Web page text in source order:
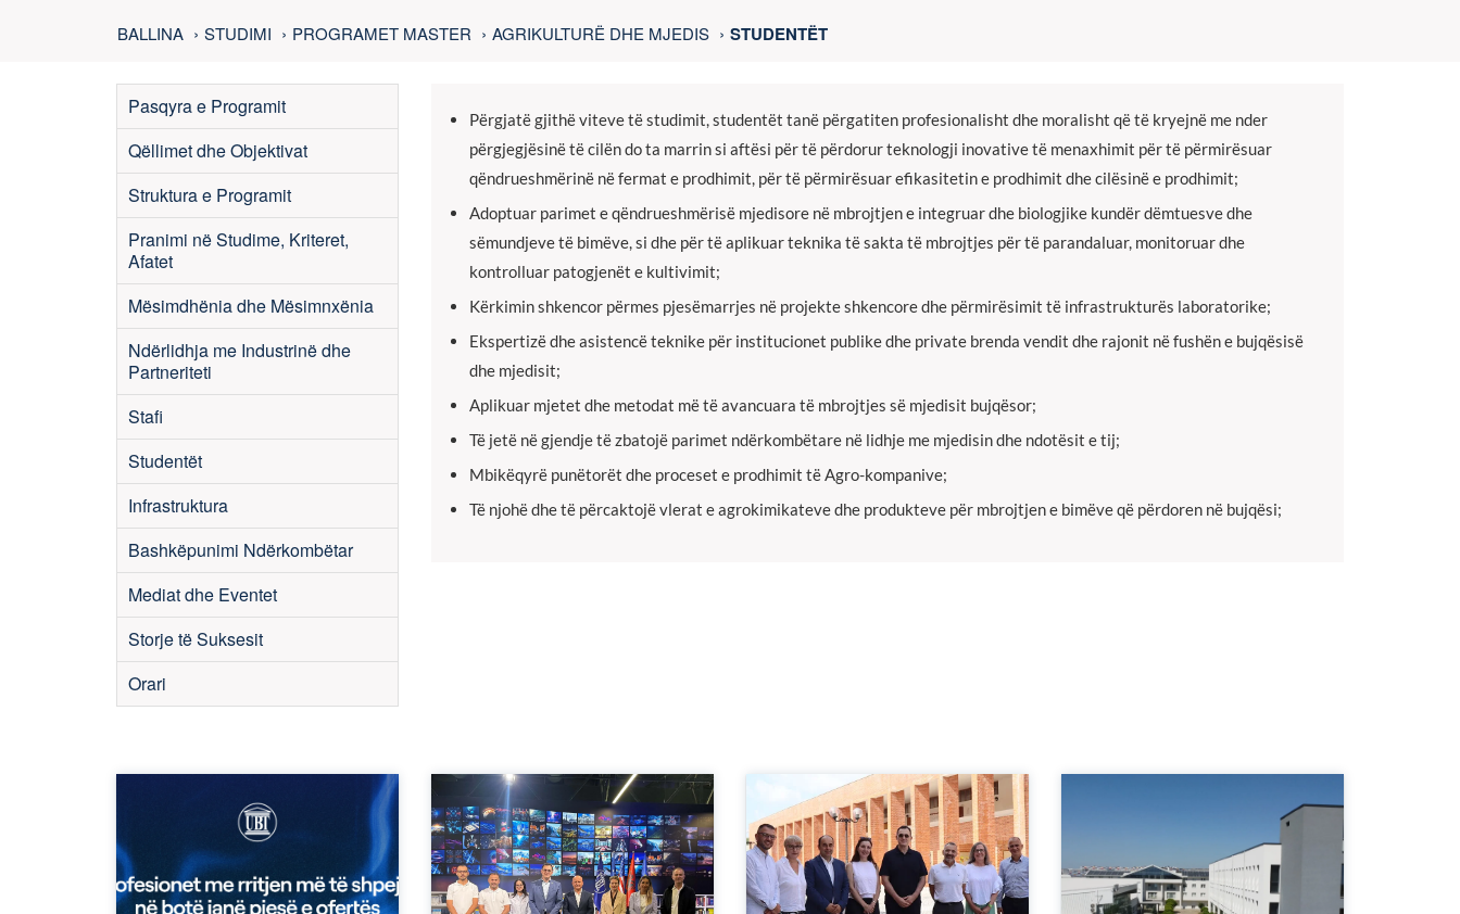
BALLINA STUDIMI PROGRAMET MASTER AGRIKULTURË DHE MJEDIS STUDENTËT
Pasqyra e Programit
Qëllimet dhe Objektivat
Struktura e Programit
Pranimi në Studime, Kriteret,
Afatet
Mësimdhënia dhe Mësimnxënia
Ndërlidhja me Industrinë dhe
Partneriteti
Stafi
Studentët
Infrastruktura
Bashkëpunimi Ndërkombëtar
Mediat dhe Eventet
Storje të Suksesit
Orari
Përgjatë gjithë viteve të studimit, studentët tanë përgatiten profesionalisht dhe moralisht që të kryejnë me nder
përgjegjësinë të cilën do ta marrin si aftësi për të përdorur teknologji inovative të menaxhimit për të përmirësuar
qëndrueshmërinë në fermat e prodhimit, për të përmirësuar efikasitetin e prodhimit dhe cilësinë e prodhimit;
Adoptuar parimet e qëndrueshmërisë mjedisore në mbrojtjen e integruar dhe biologjike kundër dëmtuesve dhe
sëmundjeve të bimëve, si dhe për të aplikuar teknika të sakta të mbrojtjes për të parandaluar, monitoruar dhe
kontrolluar patogjenët e kultivimit;
Kërkimin shkencor përmes pjesëmarrjes në projekte shkencore dhe përmirësimit të infrastrukturës laboratorike;
Ekspertizë dhe asistencë teknike për institucionet publike dhe private brenda vendit dhe rajonit në fushën e bujqësisë
dhe mjedisit;
Aplikuar mjetet dhe metodat më të avancuara të mbrojtjes së mjedisit bujqësor;
Të jetë në gjendje të zbatojë parimet ndërkombëtare në lidhje me mjedisin dhe ndotësit e tij;
Mbikëqyrë punëtorët dhe proceset e prodhimit të Agro-kompanive;
Të njohë dhe të përcaktojë vlerat e agrokimikateve dhe produkteve për mbrojtjen e bimëve që përdoren në bujqësi;